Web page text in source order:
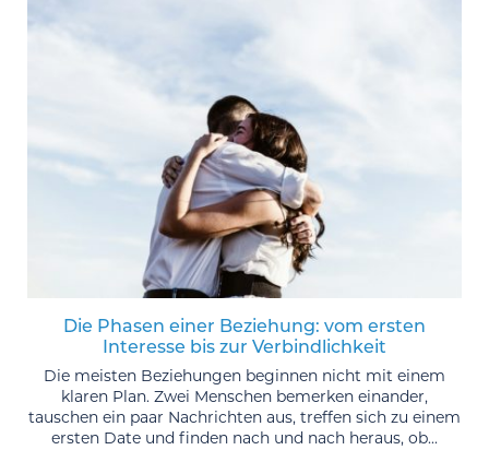
Die Phasen einer Beziehung: vom ersten
Interesse bis zur Verbindlichkeit
Die meisten Beziehungen beginnen nicht mit einem
klaren Plan. Zwei Menschen bemerken einander,
tauschen ein paar Nachrichten aus, treffen sich zu einem
ersten Date und finden nach und nach heraus, ob...